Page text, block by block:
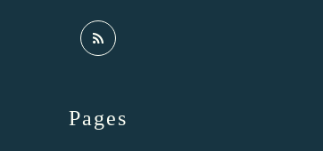
Pages